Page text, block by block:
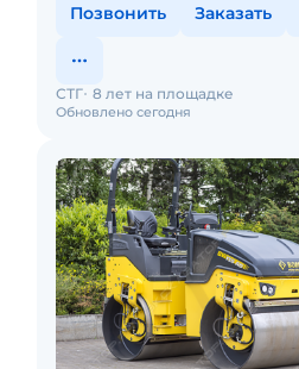
Позвонить Заказать
Обновлено сегодня
СТГ 8 лет на площадке